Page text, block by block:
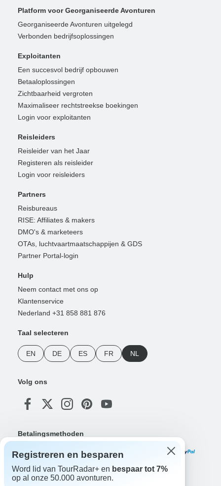
Platform voor Georganiseerde Avonturen
Georganiseerde Avonturen uitgelegd
Verbonden bedrijfsoplossingen
Exploitanten
Een succesvol bedrijf opbouwen
Betaaloplossingen
Zichtbaarheid vergroten
Maximaliseer rechtstreekse boekingen
Login voor exploitanten
Reisleiders
Reisleider van het Jaar
Registeren als reisleider
Login voor reisleiders
Partners
Reisbureaus
RISE: Affiliates & makers
DMO's & marketeers
OTAs, luchtvaartmaatschappijen & GDS
Partner Portal-login
Hulp
Neem contact met ons op
Klantenservice
Nederland +31 858 881 876
Taal selecteren
EN DE ES FR NL
Volg ons
Betalingsmethoden
Registreren en besparen
Word lid van TourRadar+ en bespaar tot 7%
op al onze 50.000 avonturen.